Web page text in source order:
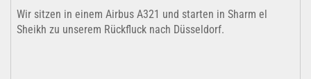
Wir sitzen in einem Airbus A321 und starten in Sharm el
Sheikh zu unserem Rückfluck nach Düsseldorf.